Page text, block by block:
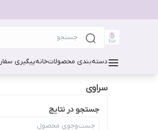
دسته‌بندی محصولاتخانهپیگیری
سراوی
جستجو در نتایج